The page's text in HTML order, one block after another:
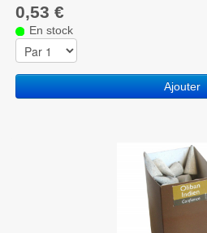
0,53 €
En stock
Ajouter